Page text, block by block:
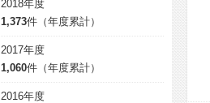
2018年度
1,373件（年度累計）
2017年度
1,060件（年度累計）
2016年度